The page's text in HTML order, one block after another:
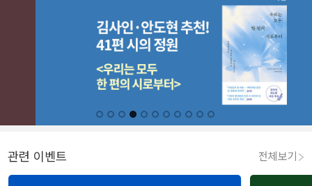
관련 이벤트 전체보기